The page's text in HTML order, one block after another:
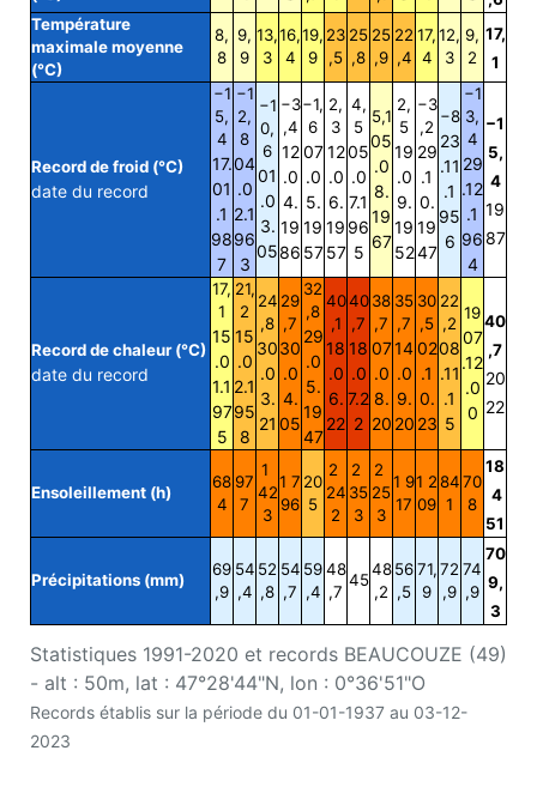
Statistiques 1991-2020 et records BEAUCOUZE (49)
- alt : 50m, lat : 47°28'44"N, lon : 0°36'51"O
Records établis sur la période du 01-01-1937 au 03-12-
2023
Température
maximale moyenne
(°C)
8,
8
9,
9
13,
3
16,
4
19,
9
23
,5
25
,8
25
,9
22
,4
17,
4
12,
3
9,
2
17,
1
Record de froid (°C)
date du record
−1
5,
4
17.
01
.1
98
7
−1
2,
8
04
.0
2.1
96
3
−1
0,
6
01
.0
3.
05
−3
,4
12
.0
4.
19
86
−1,
6
07
.0
5.
19
57
2,
3
12
.0
6.
19
57
4,
5
05
.0
7.1
96
5
5,1
05
.0
8.
19
67
2,
5
19
.0
9.
19
52
−3
,2
29
.1
0.
19
47
−8
23
.11
.1
95
6
−1
3,
4
29
.12
.1
96
4
−1
5,
4
19
87
Record de chaleur (°C)
date du record
17,
1
15
.0
1.1
97
5
21,
2
15
.0
2.1
95
8
24
,8
30
.0
3.
21
29
,7
30
.0
4.
05
32
,8
29
.0
5.
19
47
40
,1
18
.0
6.
22
40
,7
18
.0
7.2
2
38
,7
07
.0
8.
20
35
,7
14
.0
9.
20
30
,5
02
.1
0.
23
22
,2
08
.11
.1
5
19
07
.12
.0
0
40
,7
20
22
Ensoleillement (h)
68
4
97
7
1
42
3
1 7
96
20
5
2
24
2
2
35
3
2
25
3
1 9
17
1 2
09
84
1
70
8
18
4
51
Précipitations (mm)
69
,9
54
,4
52
,8
54
,7
59
,4
48
,7
45
48
,2
56
,5
71,
9
72
,9
74
,9
70
9,
3